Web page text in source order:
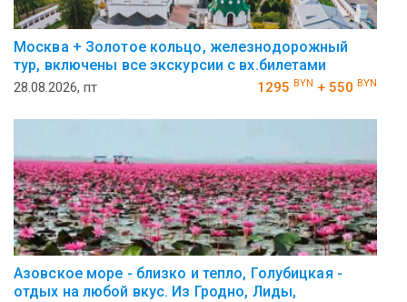
Москва + Золотое кольцо, железнодорожный
тур, включены все экскурсии с вх.билетами
28.08.2026, пт 1295 BYN + 550 BYN
Азовское море - близко и тепло, Голубицкая -
отдых на любой вкус. Из Гродно, Лиды,